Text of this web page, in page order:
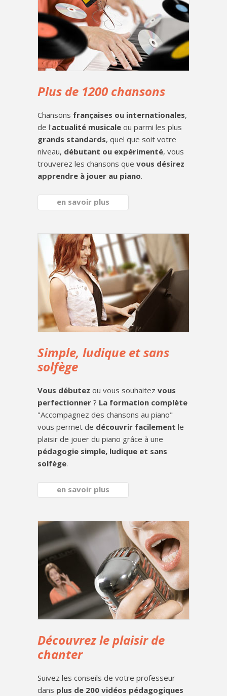
Plus de 1200 chansons
Chansons françaises ou internationales,
de l'actualité musicale ou parmi les plus
grands standards, quel que soit votre
niveau, débutant ou expérimenté, vous
trouverez les chansons que vous désirez
apprendre à jouer au piano.
en savoir plus
Simple, ludique et sans
solfège
Vous débutez ou vous souhaitez vous
perfectionner ? La formation complète
"Accompagnez des chansons au piano"
vous permet de découvrir facilement le
plaisir de jouer du piano grâce à une
pédagogie simple, ludique et sans
solfège.
en savoir plus
Découvrez le plaisir de
chanter
Suivez les conseils de votre professeur
dans plus de 200 vidéos pédagogiques